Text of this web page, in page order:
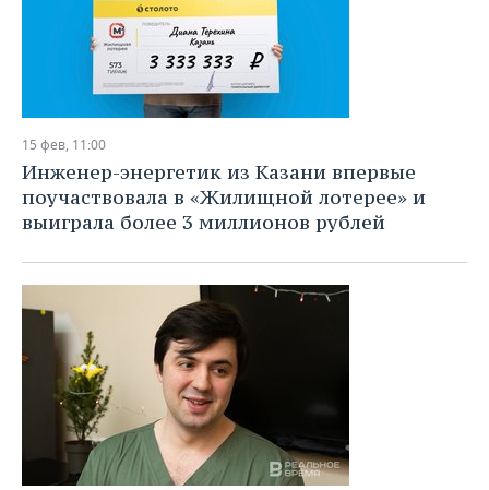
15 фев, 11:00
Инженер-энергетик из Казани впервые
поучаствовала в «Жилищной лотерее» и
выиграла более 3 миллионов рублей